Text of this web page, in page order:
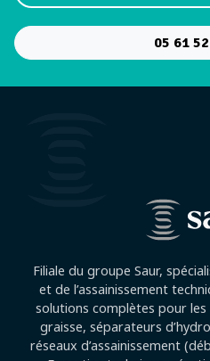
05 61
Filiale du groupe Saur,
et de l’assainissement
solutions complètes pour
graisse, séparateurs
réseaux d’assainissement